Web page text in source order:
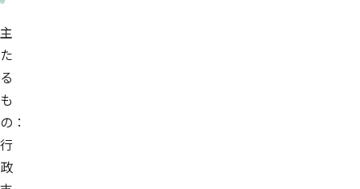
主
た
る
も
の：
行
政